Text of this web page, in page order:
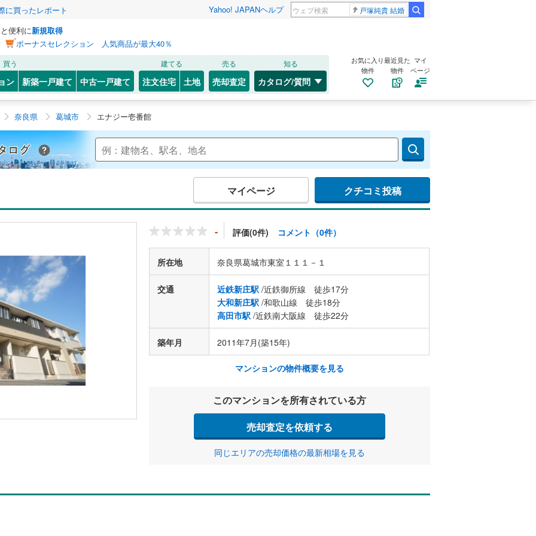
に買ったレポート Yahoo! JAPANヘルプ 戸塚純貴 結婚
便利に新規取得
ボーナスセレクション 人気商品が最大40％
買う
ン 新築一戸建て 中古一戸建て
建てる
注文住宅 土地
売る
売却査定
知る
カタログ/質問
お気に入り
物件
最近見た
物件
マイ
ページ
奈良県 葛城市 エナジー壱番館
Yahoo!不動産 マンションカタログ
マイページ クチコミ投稿
- 評価(0件) コメント（0件）
所在地 奈良県葛城市東室１１１－１
交通 近鉄新庄駅 /近鉄御所線 徒歩17分
大和新庄駅 /和歌山線 徒歩18分
高田市駅 /近鉄南大阪線 徒歩22分
築年月 2011年7月(築15年)
マンションの物件概要を見る
このマンションを所有されている方
売却査定を依頼する
同じエリアの売却価格の最新相場を見る